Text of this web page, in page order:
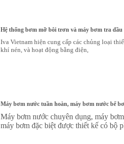
Hệ thống bơm mỡ bôi trơn và máy bơm tra
Iva Vietnam hiện cung cấp các chủng loại
khí nén, và hoạt động bằng điện,
Máy bơm nước tuần hoàn, máy bơm nước bể
Máy bơm nước chuyên dụng, máy
máy bơm đặc biệt được thiết kế có bộ